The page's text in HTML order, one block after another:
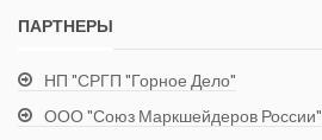
ПАРТНЕРЫ
НП "СРГП "Горное Дело"
ООО "Союз Маркшейдеров России"